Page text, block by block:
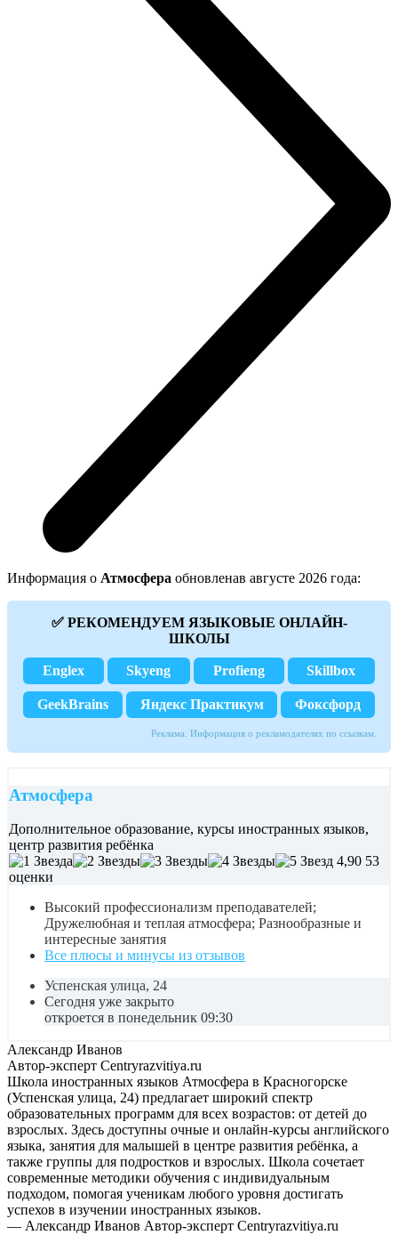
Информация о Атмосфера обновленав августе 2026 года:
✅ РЕКОМЕНДУЕМ ЯЗЫКОВЫЕ ОНЛАЙН-
ШКОЛЫ
Englex Skyeng Profieng Skillbox
GeekBrains Яндекс Практикум Фоксфорд
Реклама. Информация о рекламодателях по ссылкам.
Атмосфера
Дополнительное образование, курсы иностранных языков,
центр развития ребёнка
4,90 53
оценки
Высокий профессионализм преподавателей;
Дружелюбная и теплая атмосфера; Разнообразные и
интересные занятия
Все плюсы и минусы из отзывов
Успенская улица, 24
Сегодня уже закрыто
откроется в понедельник 09:30
Александр Иванов
Автор-эксперт Centryrazvitiya.ru
Школа иностранных языков Атмосфера в Красногорске
(Успенская улица, 24) предлагает широкий спектр
образовательных программ для всех возрастов: от детей до
взрослых. Здесь доступны очные и онлайн-курсы английского
языка, занятия для малышей в центре развития ребёнка, а
также группы для подростков и взрослых. Школа сочетает
современные методики обучения с индивидуальным
подходом, помогая ученикам любого уровня достигать
успехов в изучении иностранных языков.
— Александр Иванов Автор-эксперт Centryrazvitiya.ru